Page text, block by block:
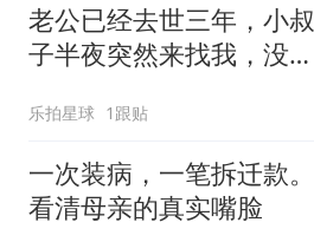
老公已经去世三年，小叔
子半夜突然来找我，没想
乐拍星球 1跟贴
一次装病，一笔拆迁款。
看清母亲的真实嘴脸